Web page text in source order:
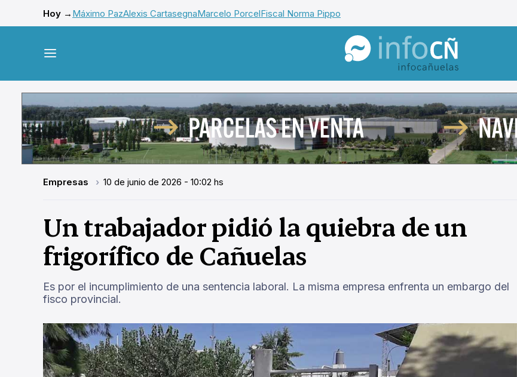
Hoy → Máximo PazAlexis CartasegnaMarcelo PorcelFiscal Norma Pippo
InfoCañuelas
Empresas 10 de junio de 2026 - 10:02 hs
Un trabajador pidió la quiebra de un
frigorífico de Cañuelas
Es por el incumplimiento de una sentencia laboral. La misma empresa enfrenta un embargo del
fisco provincial.